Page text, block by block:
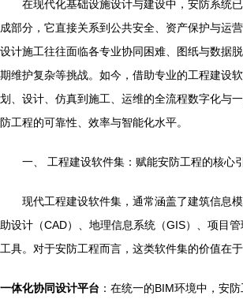
在现代化基础设施设计与建设中，安防系统
成部分，它直接关系到公共安全、资产保护与运
设计施工往往面临各专业协同困难、图纸与数据
期维护复杂等挑战。如今，借助专业的工程建设
划、设计、仿真到施工、运维的全流程数字化与
防工程的可靠性、效率与智能化水平。
一、 工程建设软件集：赋能安防工程的核心
现代工程建设软件集，通常涵盖了建筑信息
助设计（CAD）、地理信息系统（GIS）、项目
工具。对于安防工程而言，这类软件集的价值在于
一体化协同设计平台 ：在统一的BIM环境中，安